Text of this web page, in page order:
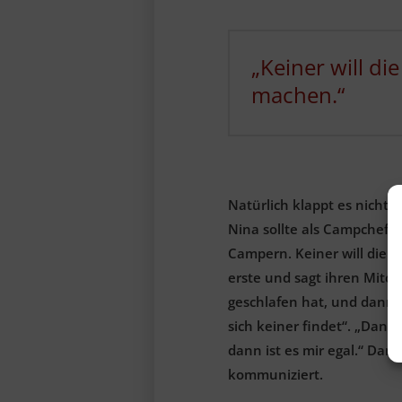
„Keiner will
machen.“
Natürlich klappt es nicht.
Nina sollte als
Campern. Keiner will die
erste und sagt ihren
geschlafen hat, und dann
sich keiner findet“.
dann ist es mir egal.“
kommuniziert.